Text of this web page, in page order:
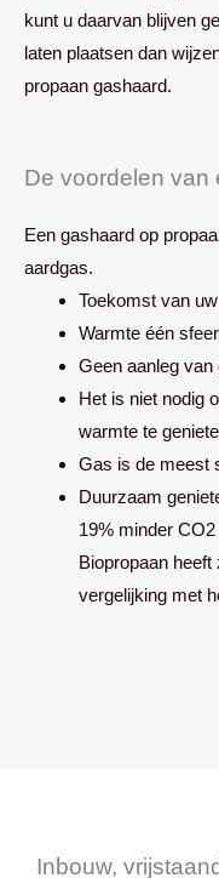
kunt u daarvan blijven
laten plaatsen dan
propaan gashaard.
De voordelen van
Een gashaard op
aardgas.
Toekomst van
Warmte één
Geen aanleg van
Het is niet nodig
warmte te
Gas is de meest
Duurzaam
19% minder
Biopropaan
vergelijking met
Inbouw,